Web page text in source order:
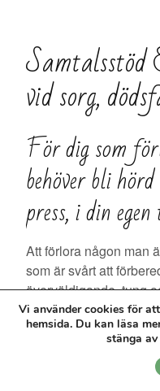
Samtalsstöd
vid sorg,
För dig som
behöver bli
press, i din
Att förlora någon man
som är svårt att
överväldigande, tung
omges av människor
beskriver det som att
vågorna av sorg
för att hålla sig flytande.
Vi använder cookies för
hemsida. Du kan läsa
stänga av